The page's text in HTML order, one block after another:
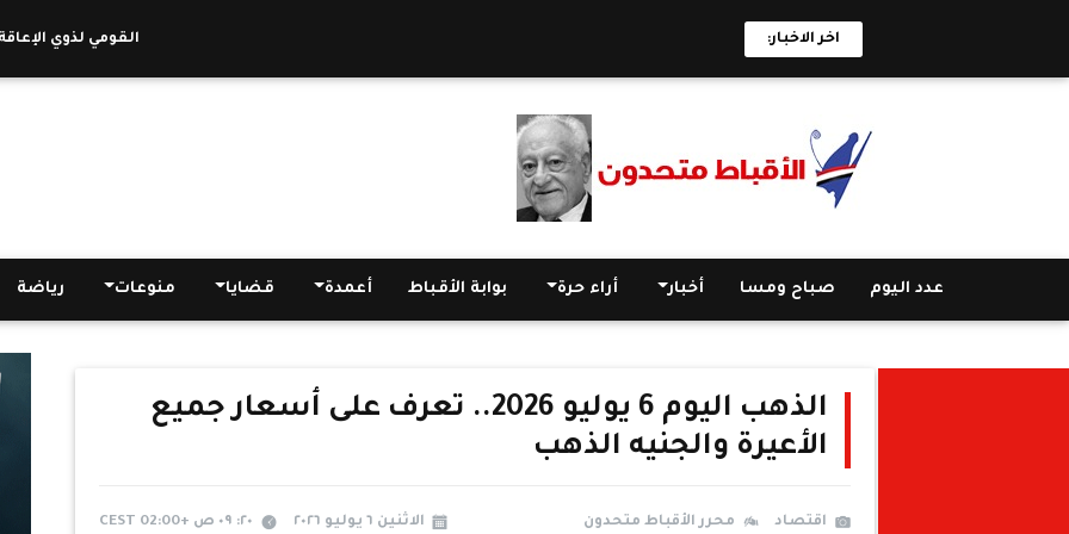
اخر الاخبار: القومي لذوي الإعاقة: أكثر من 10 آلاف أسرة استفادت من
عدد اليوم صباح ومسا أخبار أراء حرة بوابة الأقباط أعمدة قضايا منوعات رياضة
الذهب اليوم 6 يوليو 2026.. تعرف على أسعار جميع
الأعيرة والجنيه الذهب
اقتصاد محرر الأقباط متحدون الاثنين ٦ يوليو ٢٠٢٦ ٢٠: ٠٩ ص +02:00 CEST